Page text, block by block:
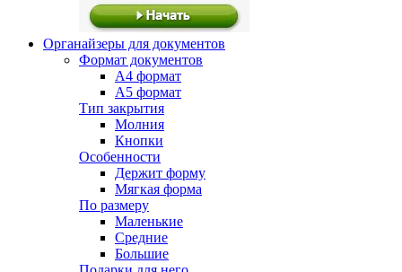
Органайзеры для документов
Формат документов
А4 формат
А5 формат
Тип закрытия
Молния
Кнопки
Особенности
Держит форму
Мягкая форма
По размеру
Маленькие
Средние
Большие